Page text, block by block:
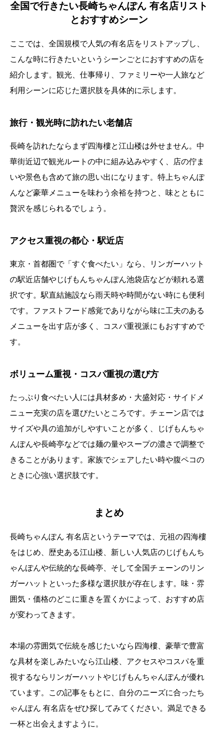
全国で行きたい長崎ちゃんぽん 有名店リスト
とおすすめシーン
ここでは、全国規模で人気の有名店をリストアップし、
こんな時に行きたいというシーンごとにおすすめの店を
紹介します。観光、仕事帰り、ファミリーや一人旅など
利用シーンに応じた選択肢を具体的に示します。
旅行・観光時に訪れたい老舗店
長崎を訪れたならまず四海樓と江山楼は外せません。中
華街近辺で観光ルートの中に組み込みやすく、店の佇ま
いや景色も含めて旅の思い出になります。特上ちゃんぽ
んなど豪華メニューを味わう余裕を持つと、味とともに
贅沢を感じられるでしょう。
アクセス重視の都心・駅近店
東京・首都圏で「すぐ食べたい」なら、リンガーハット
の駅近店舗やじげもんちゃんぽん池袋店などが頼れる選
択です。駅直結施設なら雨天時や時間がない時にも便利
です。ファストフード感覚でありながら味に工夫のある
メニューを出す店が多く、コスパ重視派にもおすすめで
す。
ボリューム重視・コスパ重視の選び方
たっぷり食べたい人には具材多め・大盛対応・サイドメ
ニュー充実の店を選びたいところです。チェーン店では
サイズや具の追加がしやすいことが多く、じげもんちゃ
んぽんや長崎亭などでは麺の量やスープの濃さで調整で
きることがあります。家族でシェアしたい時や腹ペコの
ときに心強い選択肢です。
まとめ
長崎ちゃんぽん 有名店というテーマでは、元祖の四海樓
をはじめ、歴史ある江山楼、新しい人気店のじげもんち
ゃんぽんや伝統的な長崎亭、そして全国チェーンのリン
ガーハットといった多様な選択肢が存在します。味・雰
囲気・価格のどこに重きを置くかによって、おすすめ店
が変わってきます。
本場の雰囲気で伝統を感じたいなら四海樓、豪華で豊富
な具材を楽しみたいなら江山楼、アクセスやコスパを重
視するならリンガーハットやじげもんちゃんぽんが優れ
ています。この記事をもとに、自分のニーズに合ったち
ゃんぽん 有名店をぜひ探してみてください。満足できる
一杯と出会えますように。